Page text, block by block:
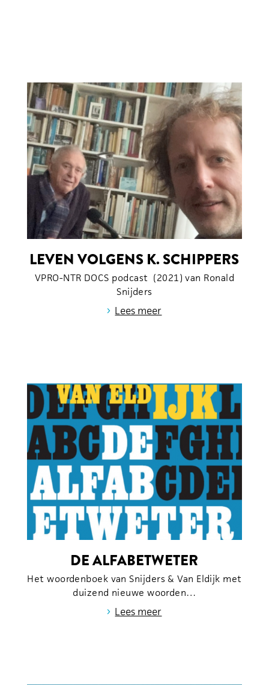
LEVEN VOLGENS K. SCHIPPERS
VPRO-NTR DOCS podcast (2021) van Ronald
Snijders
› Lees meer
DE ALFABETWETER
Het woordenboek van Snijders & Van Eldijk met
duizend nieuwe woorden…
› Lees meer